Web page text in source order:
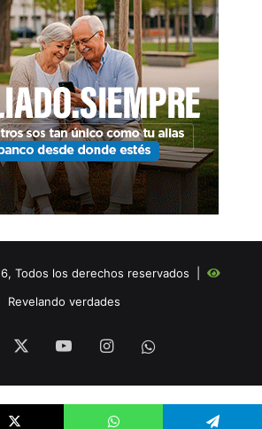
Todos los derechos reservados |
Revelando verdades
YouTubeInstagram